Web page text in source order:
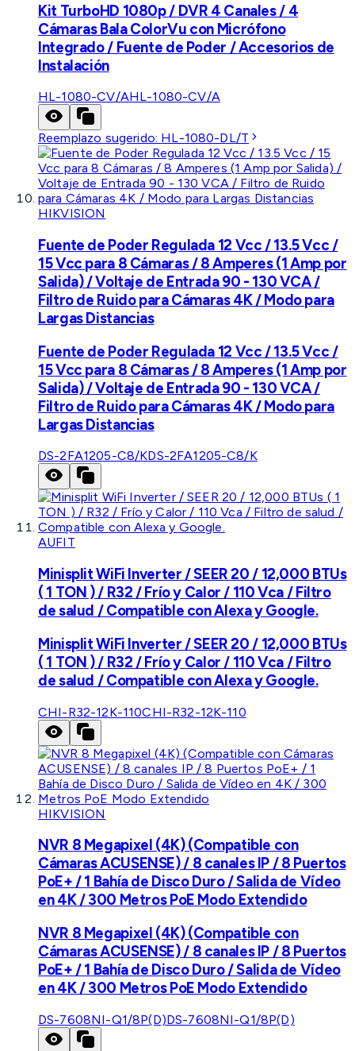
Kit TurboHD 1080p / DVR 4 Canales / 4
Cámaras Bala ColorVu con Micrófono
Integrado / Fuente de Poder / Accesorios de
Instalación
HL-1080-CV/AHL-1080-CV/A
Reemplazo sugerido: HL-1080-DL/T
HIKVISION
Fuente de Poder Regulada 12 Vcc / 13.5 Vcc /
15 Vcc para 8 Cámaras / 8 Amperes (1 Amp por
Salida) / Voltaje de Entrada 90 - 130 VCA /
Filtro de Ruido para Cámaras 4K / Modo para
Largas Distancias
Fuente de Poder Regulada 12 Vcc / 13.5 Vcc /
15 Vcc para 8 Cámaras / 8 Amperes (1 Amp por
Salida) / Voltaje de Entrada 90 - 130 VCA /
Filtro de Ruido para Cámaras 4K / Modo para
Largas Distancias
DS-2FA1205-C8/KDS-2FA1205-C8/K
AUFIT
Minisplit WiFi Inverter / SEER 20 / 12,000 BTUs
( 1 TON ) / R32 / Frío y Calor / 110 Vca / Filtro
de salud / Compatible con Alexa y Google.
Minisplit WiFi Inverter / SEER 20 / 12,000 BTUs
( 1 TON ) / R32 / Frío y Calor / 110 Vca / Filtro
de salud / Compatible con Alexa y Google.
CHI-R32-12K-110CHI-R32-12K-110
HIKVISION
NVR 8 Megapixel (4K) (Compatible con
Cámaras ACUSENSE) / 8 canales IP / 8 Puertos
PoE+ / 1 Bahía de Disco Duro / Salida de Vídeo
en 4K / 300 Metros PoE Modo Extendido
NVR 8 Megapixel (4K) (Compatible con
Cámaras ACUSENSE) / 8 canales IP / 8 Puertos
PoE+ / 1 Bahía de Disco Duro / Salida de Vídeo
en 4K / 300 Metros PoE Modo Extendido
DS-7608NI-Q1/8P(D)DS-7608NI-Q1/8P(D)